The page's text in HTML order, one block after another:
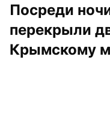
Посреди
перекрыли
Крымскому